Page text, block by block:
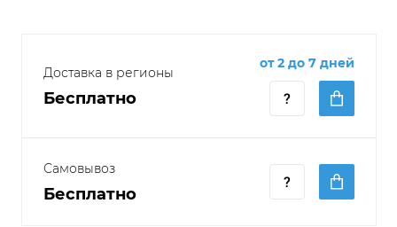
Доставка в регионы
Бесплатно
от 2 до 7 дней
Самовывоз
Бесплатно